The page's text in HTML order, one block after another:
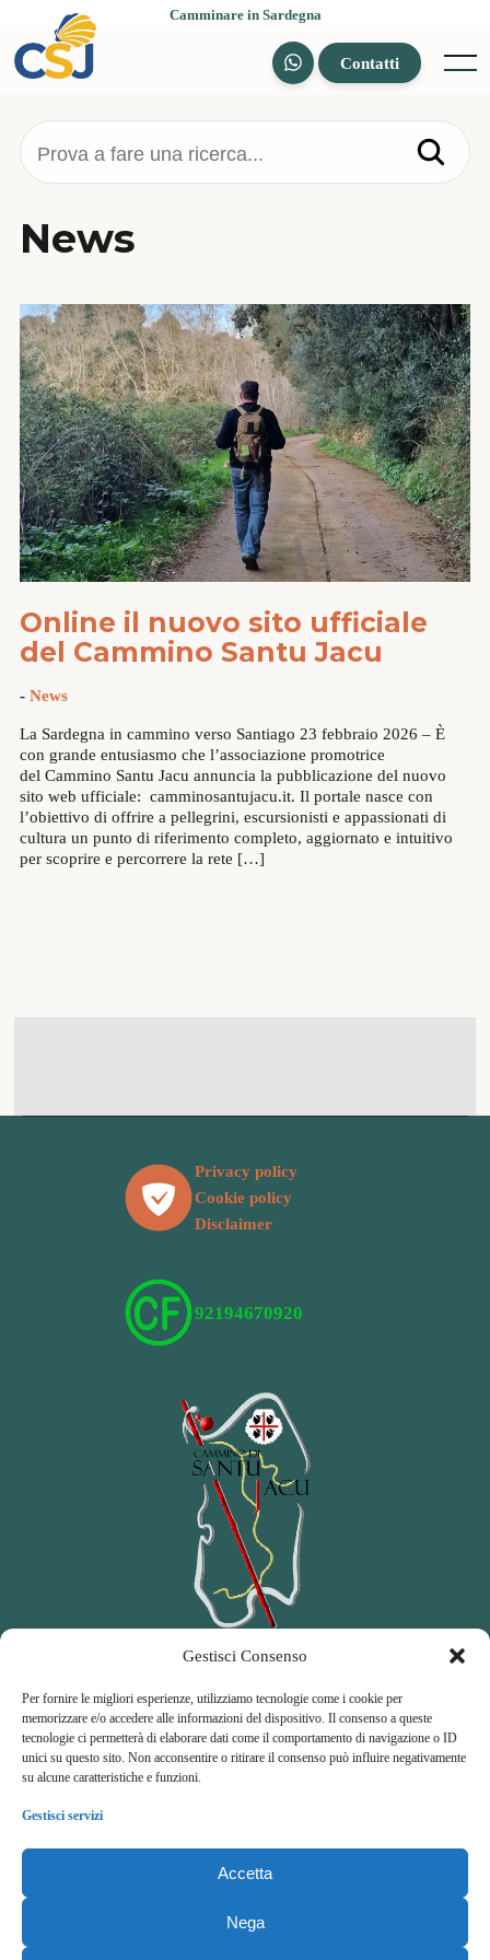
Gestisci Consenso
Per fornire le migliori esperienze, utilizziamo tecnologie come i cookie per
memorizzare e/o accedere alle informazioni del dispositivo. Il consenso a queste
tecnologie ci permetterà di elaborare dati come il comportamento di navigazione o ID
unici su questo sito. Non acconsentire o ritirare il consenso può influire negativamente
su alcune caratteristiche e funzioni.
Gestisci servizi
Accetta
Nega
content
Camminare in Sardegna
Menu
Contatti
Prova a fare una ricerca...
News
Online il nuovo sito ufficiale
del Cammino Santu Jacu
- News
La Sardegna in cammino verso Santiago 23 febbraio 2026 – È
con grande entusiasmo che l’associazione promotrice
del Cammino Santu Jacu annuncia la pubblicazione del nuovo
sito web ufficiale: camminosantujacu.it. Il portale nasce con
l’obiettivo di offrire a pellegrini, escursionisti e appassionati di
cultura un punto di riferimento completo, aggiornato e intuitivo
per scoprire e percorrere la rete […]
Privacy policy
Cookie policy
Disclaimer
92194670920
Amici del Cammino di Santu Jacu
Associazione di